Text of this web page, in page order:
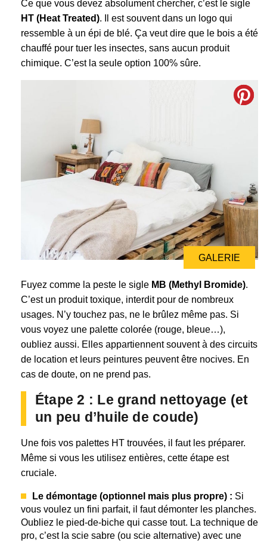
Ce que vous devez absolument chercher, c’est le sigle
HT (Heat Treated). Il est souvent dans un logo qui
ressemble à un épi de blé. Ça veut dire que le bois a été
chauffé pour tuer les insectes, sans aucun produit
chimique. C’est la seule option 100% sûre.
GALERIE
GALERIE
Fuyez comme la peste le sigle MB (Methyl Bromide).
C’est un produit toxique, interdit pour de nombreux
usages. N’y touchez pas, ne le brûlez même pas. Si
vous voyez une palette colorée (rouge, bleue…),
oubliez aussi. Elles appartiennent souvent à des circuits
de location et leurs peintures peuvent être nocives. En
cas de doute, on ne prend pas.
Étape 2 : Le grand nettoyage (et
un peu d’huile de coude)
Une fois vos palettes HT trouvées, il faut les préparer.
Même si vous les utilisez entières, cette étape est
cruciale.
Le démontage (optionnel mais plus propre) : Si
vous voulez un fini parfait, il faut démonter les planches.
Oubliez le pied-de-biche qui casse tout. La technique de
pro, c’est la scie sabre (ou scie alternative) avec une